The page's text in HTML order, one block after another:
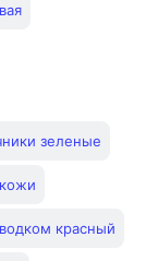
зеленые
красный